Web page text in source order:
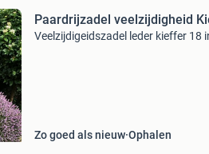
Paardrijzadel veelzijdigheid
Veelzijdigeidszadel leder kieffer 18
Zo goed als nieuw Ophalen